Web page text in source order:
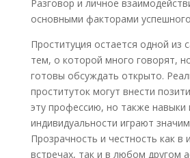
Разговор и личное
основными факторами
Проституция остается одной из
тем, о которой много говорят,
готовы обсуждать открыто.
проституток могут внести
эту профессию, но также навыки
индивидуальности играют
Прозрачность и честность как в
встречах, так и в любом другом